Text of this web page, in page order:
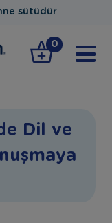
sütüdür
0
Dil ve